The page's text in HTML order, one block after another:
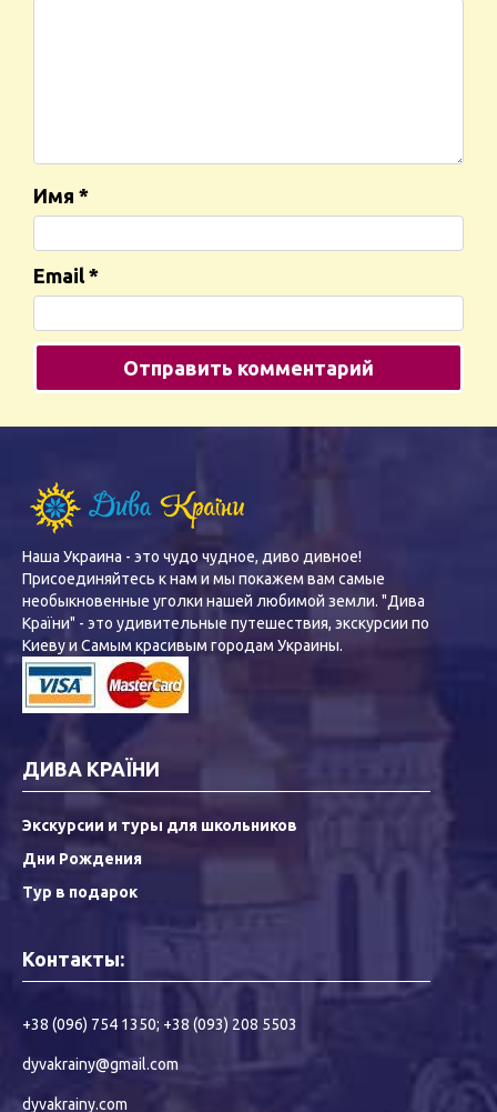
Имя *
Email *
Наша Украина - это чудо чудное, диво дивное!
Присоединяйтесь к нам и мы покажем вам самые
необыкновенные уголки нашей любимой земли. "Дива
Країни" - это удивительные путешествия, экскурсии по
Киеву и Самым красивым городам Украины.
ДИВА КРАЇНИ
Экскурсии и туры для школьников
Дни Рождения
Тур в подарок
Контакты:
+38 (096) 754 1350; +38 (093) 208 5503
dyvakrainy@gmail.com
dyvakrainy.com